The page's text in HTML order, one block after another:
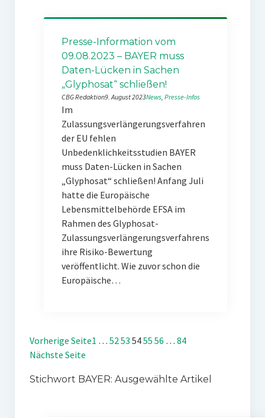
Presse-Information vom
09.08.2023 – BAYER muss
Daten-Lücken in Sachen
„Glyphosat“ schließen!
CBG Redaktion9. August 2023News, Presse-Infos
Im
Zulassungsverlängerungsverfahren
der EU fehlen
Unbedenklichkeitsstudien BAYER
muss Daten-Lücken in Sachen
„Glyphosat“ schließen! Anfang Juli
hatte die Europäische
Lebensmittelbehörde EFSA im
Rahmen des Glyphosat-
Zulassungsverlängerungsverfahrens
ihre Risiko-Bewertung
veröffentlicht. Wie zuvor schon die
Europäische…
Vorherige Seite1 … 5253 5455 56 … 84
Nächste Seite
Stichwort BAYER: Ausgewählte Artikel